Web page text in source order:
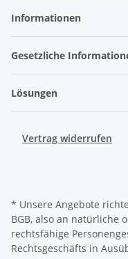
Informationen
Gesetzliche
Lösungen
Vertrag widerrufen
* Unsere Angebote
BGB, also an natürliche
rechtsfähige
Rechtsgeschäfts in